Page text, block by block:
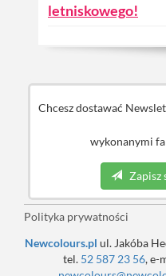
letniskowego!
Chcesz dostawać
wykonanymi
Zapisz
Polityka prywatności
Newcolours.pl ul. Jakóba
tel. 52 587 23 56, e-